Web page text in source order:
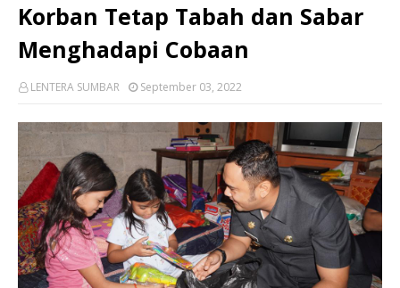
Korban Tetap Tabah dan Sabar
Menghadapi Cobaan
LENTERA SUMBAR September 03, 2022